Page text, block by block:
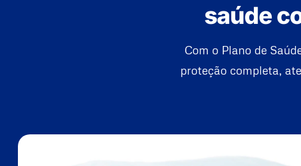
saúde
Com o Plano de
proteção completa,